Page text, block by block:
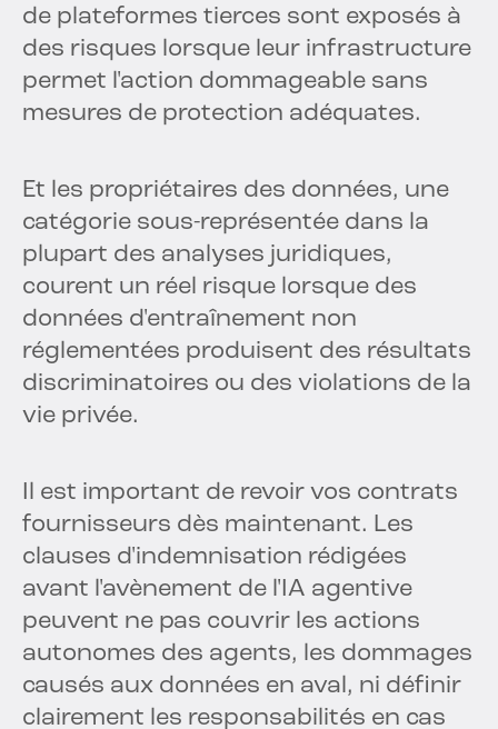
de plateformes tierces sont exposés à
des risques lorsque leur infrastructure
permet l'action dommageable sans
mesures de protection adéquates.
Et les propriétaires des données, une
catégorie sous-représentée dans la
plupart des analyses juridiques,
courent un réel risque lorsque des
données d'entraînement non
réglementées produisent des résultats
discriminatoires ou des violations de la
vie privée.
Il est important de revoir vos contrats
fournisseurs dès maintenant. Les
clauses d'indemnisation rédigées
avant l'avènement de l'IA agentive
peuvent ne pas couvrir les actions
autonomes des agents, les dommages
causés aux données en aval, ni définir
clairement les responsabilités en cas